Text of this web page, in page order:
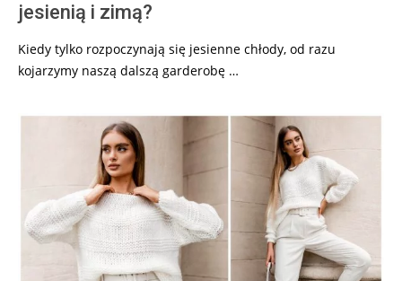
jesienią i zimą?
Kiedy tylko rozpoczynają się jesienne chłody, od razu
kojarzymy naszą dalszą garderobę …